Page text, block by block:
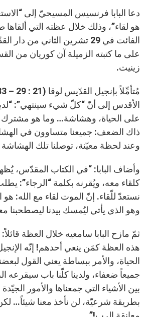
r
دعا البابا فرنسيس المسيحيّ إلى
هو لقاء”، وذلك خلال عظته التي ألقاها
الفائت في 29 تشرين الثاني من
على ما كتبته الزميلة آن كوريان من
زينيت.
الأقدس إلى أنّ “كلّ شيء سينتهي”:
على الحياة، وهشاشة… وما هو مشترك
ذاك الضعف: جميعنا متساوون في
وعند لحظة معيّنة، توصلنا تلك
وأضاف البابا: “في الكتاب المقدّس،
كلقاء معه، ويُقرنه بكلمة “الرجاء”:
نستعدّ للّقاء. إنّ الموت لقاء مع الله: هو
وهو الذي يأتي ليُمسك بيدنا ليصطحبنا
ثمّ مازح البابا سامعيه خلال العظة
هذه العظة كمَن ينعي أحدهم! إنّه
الحياة، والأمر ببساطة يعني القول
جميعاً ضعفاء، ولدينا كلّنا باب سيقرعه
بين الأشياء التي جمعناها والأمور الجيّدة
بطريقة شرعيّة، لن نأخذ معنا شيئاً…